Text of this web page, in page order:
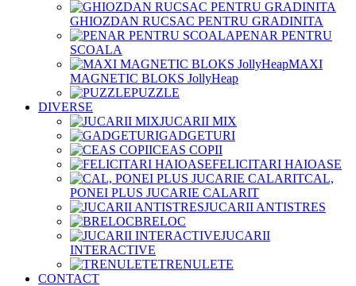
GHIOZDAN RUCSAC PENTRU GRADINITA
PENAR PENTRU
SCOALA
MAXI
MAGNETIC BLOKS JollyHeap
PUZZLE
DIVERSE
JUCARII MIX
GADGETURI
CEAS COPII
FELICITARI HAIOASE
CAL,
PONEI PLUS JUCARIE CALARIT
JUCARII ANTISTRES
BRELOC
JUCARII
INTERACTIVE
TRENULETE
CONTACT